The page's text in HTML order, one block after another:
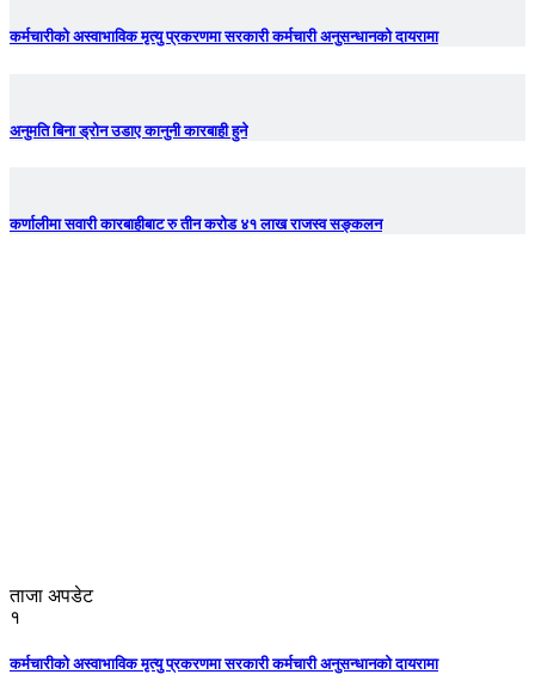
कर्मचारीको अस्वाभाविक मृत्यु प्रकरणमा सरकारी कर्मचारी अनुसन्धानको दायरामा
अनुमति बिना ड्रोन उडाए कानुनी कारबाही हुने
कर्णालीमा सवारी कारबाहीबाट रु तीन करोड ४१ लाख राजस्व सङ्कलन
ताजा अपडेट
१
कर्मचारीको अस्वाभाविक मृत्यु प्रकरणमा सरकारी कर्मचारी अनुसन्धानको दायरामा